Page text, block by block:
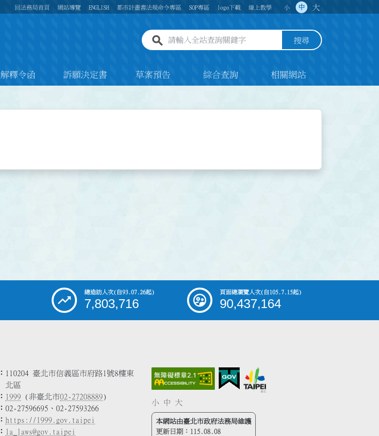
回法務局首頁 網站導覽 ENGLISH 都市計畫書法規命令專區 SOP專區 logo下載 線上教學 小 中 大
全站查詢關鍵字欄位 搜尋
解釋令函 訴願決定書 草案預告 綜合查詢 相關網站
總造訪人次(自93.07.26起)
7,803,716
頁面總瀏覽人次(自105.7.15起)
90,437,164
110204 臺北市信義區市府路1號8樓東
北區
1999 (非臺北市02-27208889)
02-27596695、02-27593266
https://1999.gov.taipei
la_laws@gov.taipei
小 中 大
本網站由臺北市政府法務局維護
更新日期： 115.08.08